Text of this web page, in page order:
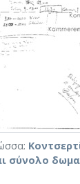
σύνολο